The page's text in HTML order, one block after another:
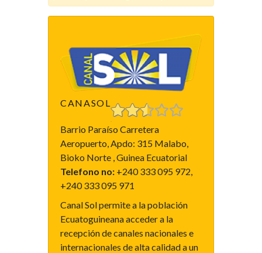
CANASOL
Barrio Paraíso Carretera
Aeropuerto, Apdo: 315 Malabo,
Bioko Norte , Guinea Ecuatorial
Telefono no: +240 333 095 972,
+240 333 095 971
Canal Sol permite a la población
Ecuatoguineana acceder a la
recepción de canales nacionales e
internacionales de alta calidad a un